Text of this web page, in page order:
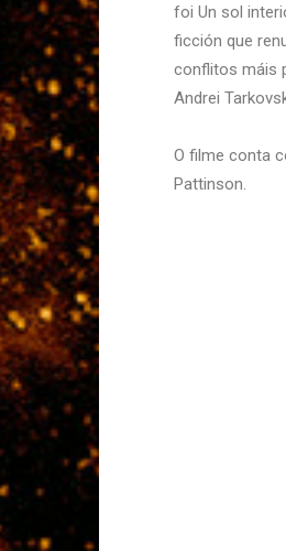
foi Un sol
ficción que
conflitos máis
Andrei
O filme conta
Pattinson.